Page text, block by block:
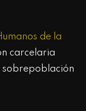
de la
carcelaria
sobrepoblación